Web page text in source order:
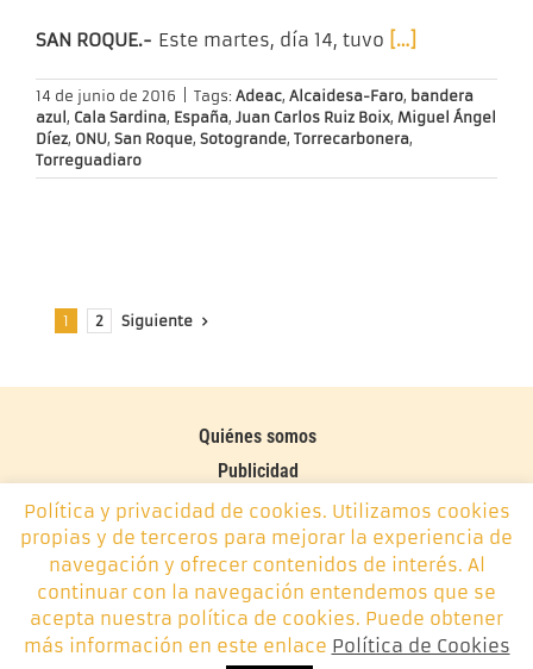
SAN ROQUE.- Este martes, día 14, tuvo […]
14 de junio de 2016 Tags: Adeac, Alcaidesa-Faro, bandera
azul, Cala Sardina, España, Juan Carlos Ruiz Boix, Miguel Ángel
Díez, ONU, San Roque, Sotogrande, Torrecarbonera,
Torreguadiaro
1 2 Siguiente
Quiénes somos
Publicidad
Contacto
Política de cookies
Monplamar, desde 2014 -info@monplamar.com- +34 656
626 074
Política y privacidad de cookies. Utilizamos cookies
propias y de terceros para mejorar la experiencia de
navegación y ofrecer contenidos de interés. Al
continuar con la navegación entendemos que se
acepta nuestra política de cookies. Puede obtener
más información en este enlace Política de Cookies